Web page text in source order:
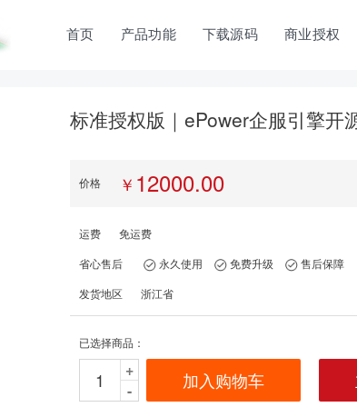
首页 产品功能 下载源码 商业授权
标准授权版｜ePower企服引擎开
价格 ￥ 12000.00
运费
免运费
省心售后
永久使用 免费升级
售后保障
发货地区
浙江省
已选择商品：
+
-
加入购物车